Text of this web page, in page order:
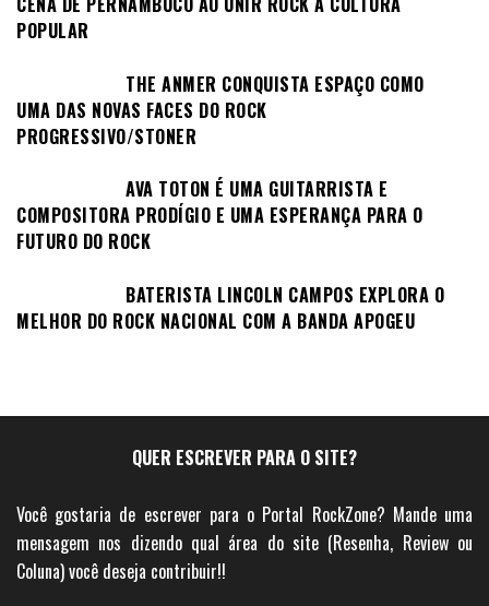
POPULAR
THE ANMER CONQUISTA ESPAÇO COMO
UMA DAS NOVAS FACES DO ROCK
PROGRESSIVO/STONER
AVA TOTON É UMA GUITARRISTA E
COMPOSITORA PRODÍGIO E UMA ESPERANÇA PARA O
FUTURO DO ROCK
BATERISTA LINCOLN CAMPOS EXPLORA O
MELHOR DO ROCK NACIONAL COM A BANDA APOGEU
QUER ESCREVER PARA O SITE?
Você gostaria de escrever para o Portal RockZone? Mande uma
mensagem nos dizendo qual área do site (Resenha, Review ou
Coluna) você deseja contribuir!!